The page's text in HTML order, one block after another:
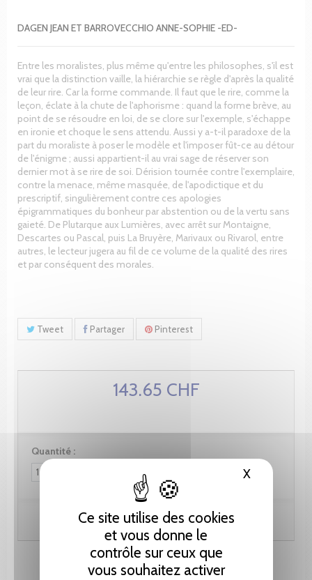
Ce site utilise des cookies
et vous donne le
contrôle sur ceux que
vous souhaitez activer
XMasquer
DAGEN JEAN ET BARROVECCHIO ANNE-SOPHIE -ED-
Entre les moralistes, plus même qu'entre les philosophes, s'il est
vrai que la distinction vaille, la hiérarchie se règle d'après la qualité
de leur rire. Car la forme commande. Il faut que le rire, comme la
leçon, éclate à la chute de l'aphorisme : quand la forme brève, au
point de se résoudre en loi, de se clore sur l'exemple, s'échappe
en ironie et choque le sens attendu. Aussi y a-t-il paradoxe de la
part du moraliste à poser le modèle et l'imposer fût-ce au détour
de l'énigme ; aussi appartient-il au vrai sage de réserver son
dernier mot à se rire de soi. Dérision tournée contre l'exemplaire,
contre la menace, même masquée, de l'apodictique et du
prescriptif, singulièrement contre ces apologies
épigrammatiques du bonheur par abstention ou de la vertu sans
gaieté. De Plutarque aux Lumières, avec arrêt sur Montaigne,
Descartes ou Pascal, puis La Bruyère, Marivaux ou Rivarol, entre
autres, le lecteur jugera au fil de ce volume de la qualité des rires
et par conséquent des morales.
Tweet Partager Pinterest
143.65 CHF
Quantité :
Ajouter au panier